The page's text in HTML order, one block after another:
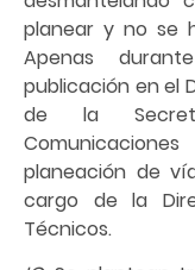
planear y no se
Apenas
publicación en el
de la
planeación de
cargo de la
Técnicos.